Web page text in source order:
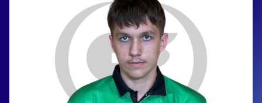
Tvarkaraštis
Rezultatai
Statistika
Turnyrinė lentelė
Komandos